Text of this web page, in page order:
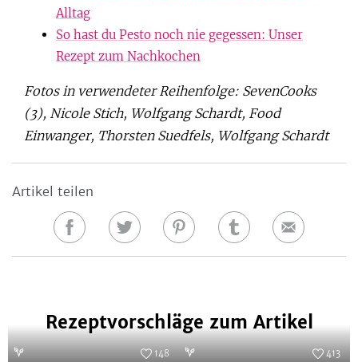
Alltag
So hast du Pesto noch nie gegessen: Unser
Rezept zum Nachkochen
Fotos in verwendeter Reihenfolge: SevenCooks
(3), Nicole Stich, Wolfgang Schardt, Food
Einwanger, Thorsten Suedfels, Wolfgang Schardt
Artikel teilen
Auf
Auf
Auf
Auf
E-
Rezeptvorschläge zum Artikel
148 413